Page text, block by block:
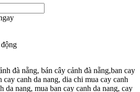
đà nẵng, bán cây cảnh đà nẵng,ban cay
cay canh da nang, dia chi mua cay canh
da nang, mua ban cay canh da nang, cay